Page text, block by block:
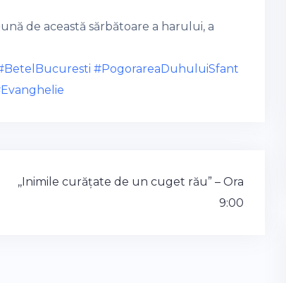
de această sărbătoare a harului, a
#PogorareaDuhuluiSfant
,,Inimile curățate de un cuget rău” – Ora
9:00